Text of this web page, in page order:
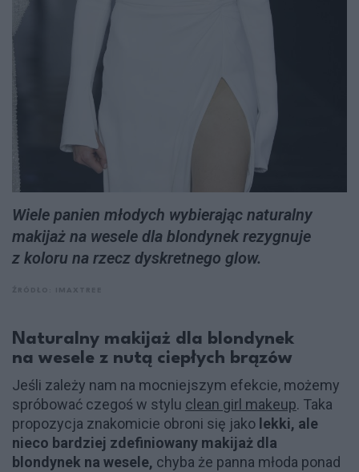
Wiele panien młodych wybierając naturalny
makijaż na wesele dla blondynek rezygnuje
z koloru na rzecz dyskretnego glow.
Naturalny makijaż dla blondynek
na wesele z nutą ciepłych brązów
Jeśli zależy nam na mocniejszym efekcie, możemy
spróbować czegoś w stylu clean girl makeup. Taka
propozycja znakomicie obroni się jako lekki, ale
nieco bardziej zdefiniowany makijaż dla
blondynek na wesele, chyba że panna młoda ponad